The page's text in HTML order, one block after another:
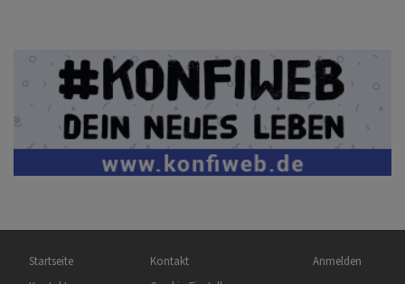
Hauptnavigation
Startseite
Fußbereichsmenü
Kontakt
Benutzermenü
Anmelden